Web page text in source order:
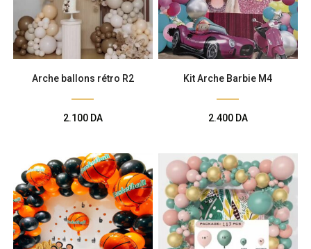
Arche ballons rétro R2
2.100 DA
Kit Arche Barbie M4
2.400 DA